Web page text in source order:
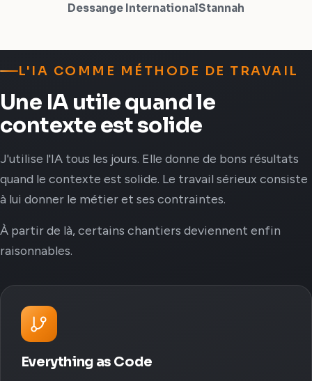
Dessange InternationalStannah
L'IA COMME MÉTHODE DE TRAVAIL
Une IA utile quand le
contexte est solide
J'utilise l'IA tous les jours. Elle donne de bons résultats
quand le contexte est solide. Le travail sérieux consiste
à lui donner le métier et ses contraintes.
À partir de là, certains chantiers deviennent enfin
raisonnables.
Everything as Code